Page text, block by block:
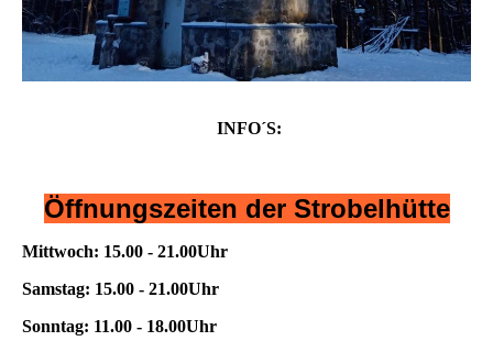
INFO´S:
Öffnungszeiten der Strobelhütte
Mittwoch: 15.00 - 21.00Uhr
Samstag: 15.00 - 21.00Uhr
Sonntag: 11.00 - 18.00Uhr